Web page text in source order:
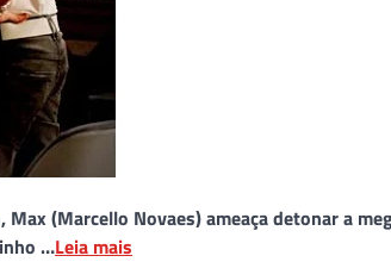
(Marcello Novaes) ameaça detonar a
…Leia mais